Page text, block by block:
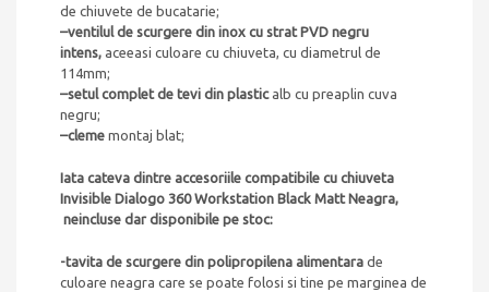
de chiuvete de bucatarie;
–ventilul de scurgere din inox cu strat PVD negru
intens, aceeasi culoare cu chiuveta, cu diametrul de
114mm;
–setul complet de tevi din plasticalb cu preaplin cuva
negru;
–cleme montaj blat;
Iata cateva dintre accesoriile compatibile cu chiuveta
Invisible Dialogo 360 Workstation Black Matt Neagra,
neincluse dar disponibile pe stoc:
-tavita de scurgere din polipropilena alimentara de
culoare neagra care se poate folosi si tine pe marginea de